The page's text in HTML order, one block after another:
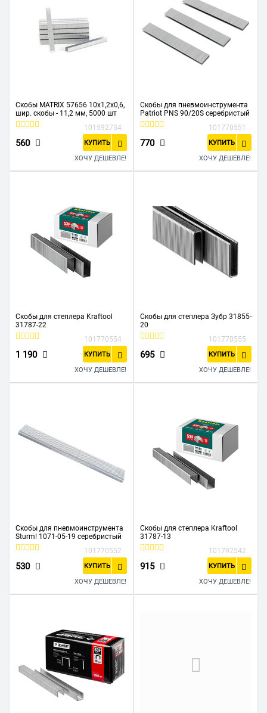
Скобы MATRIX 57656 10x1,2x0,6,
шир. скобы - 11,2 мм, 5000 шт
101592734
560 КУПИТЬ
ХОЧУ ДЕШЕВЛЕ!
Скобы для пневмоинструмента
Patriot PNS 90/20S серебристый
101770551
770 КУПИТЬ
ХОЧУ ДЕШЕВЛЕ!
Скобы для степлера Kraftool
31787-22
101770554
1 190 КУПИТЬ
ХОЧУ ДЕШЕВЛЕ!
Скобы для степлера Зубр 31855-
20
101770555
695 КУПИТЬ
ХОЧУ ДЕШЕВЛЕ!
Скобы для пневмоинструмента
Sturm! 1071-05-19 серебристый
101770552
530 КУПИТЬ
ХОЧУ ДЕШЕВЛЕ!
Скобы для степлера Kraftool
31787-13
101792542
915 КУПИТЬ
ХОЧУ ДЕШЕВЛЕ!